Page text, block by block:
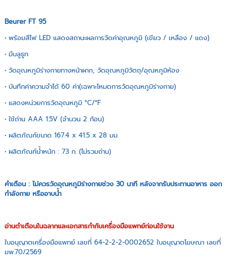
Beurer FT 95
• พร้อมสีไฟ LED แสดงสถานะผลการวัดค่าอุณหภูมิ (เขียว / เหลือง / แดง)
• มีบลูธูท
• วัดอุณหภูมิร่างกายทางหน้าผาก, วัดอุณหภูมิวัตถุ/อุณหภูมิห้อง
• บันทึกค่าความจำได้ 60 ค่า(เฉพาะโหมดการวัดอุณหภูมิร่างกาย)
• แสดงหน่วยการวัดอุณหภูมิ °C/°F
• ใช้ถ่าน AAA 1.5V (จำนวน 2 ก้อน)
• ผลิตภัณฑ์ขนาด 167.4 x 41.5 x 28 มม.
• ผลิตภัณฑ์น้ำหนัก : 73 ก. (ไม่รวมถ่าน)
คำเตือน : ไม่ควรวัดอุณหภูมิร่างกายช่วง 30 นาที หลังจากรับประทานอาหาร ออก
กำลังกาย หรืออาบน้ำ
อ่านตำเตือนในฉลากและเอกสารกำกับเครื่องมือแพทย์ก่อนใช้งาน
ใบอนุญาตเครื่องมือแพทย์ เลขที่ 64-2-2-2-0002652 ใบอนุญาตโฆษณา เลขที่
ฆพ.70/2569